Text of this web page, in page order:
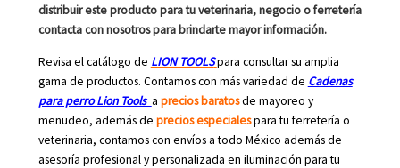
distribuir este producto para tu veterinaria, negocio o ferretería
contacta con nosotros para brindarte mayor información.
Revisa el catálogo de LION TOOLSpara consultar su amplia
gama de productos. Contamos con más variedad de Cadenas
para perro Lion Tools a precios baratosde mayoreo y
menudeo, además de precios especialespara tu ferretería o
veterinaria, contamos con envíos a todo México además de
asesoría profesional y personalizada en iluminación para tu